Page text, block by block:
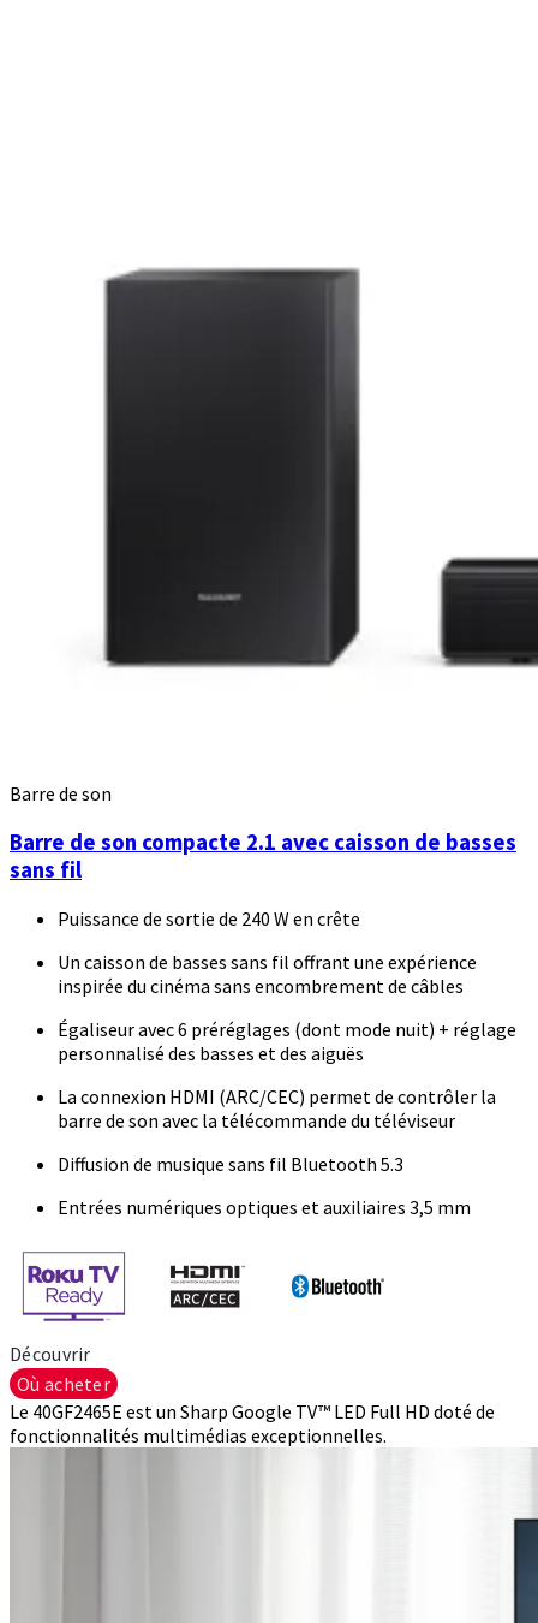
Barre de son
Barre de son compacte 2.1 avec caisson de basses
sans fil
Puissance de sortie de 240 W en crête
Un caisson de basses sans fil offrant une expérience
inspirée du cinéma sans encombrement de câbles
Égaliseur avec 6 préréglages (dont mode nuit) + réglage
personnalisé des basses et des aiguës
La connexion HDMI (ARC/CEC) permet de contrôler la
barre de son avec la télécommande du téléviseur
Diffusion de musique sans fil Bluetooth 5.3
Entrées numériques optiques et auxiliaires 3,5 mm
Découvrir
Où acheter
Le 40GF2465E est un Sharp Google TV™ LED Full HD doté de
fonctionnalités multimédias exceptionnelles.